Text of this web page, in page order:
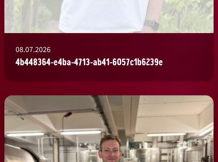
08.07.2026
4b448364-e4ba-4713-ab41-6057c1b6239e